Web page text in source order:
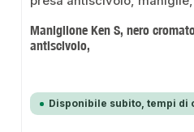
Maniglione Ken S, nero
antiscivolo,
Disponibile subito, tempi di